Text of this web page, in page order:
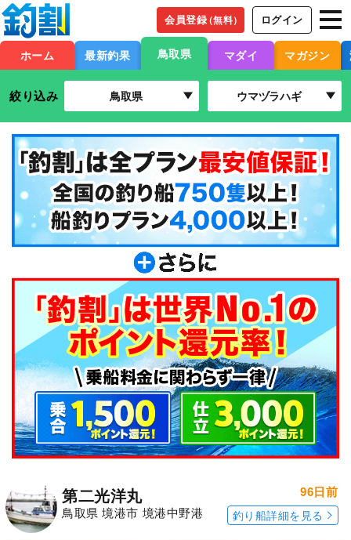
会員登録（無料） ログイン
ホーム 最新釣果 鳥取県 マダイ マガジン
絞り込み 鳥取県 ウマヅラハギ
第二光洋丸
鳥取県 境港市 境港中野港
96日前
釣り船詳細を見る